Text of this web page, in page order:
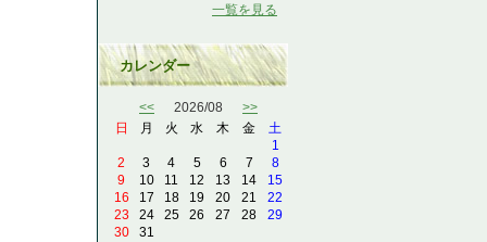
一覧を見る
カレンダー
<< 2026/08 >>
日
月 火 水 木 金
土
1
2
3 4 5 6 7
8
9
10 11 12 13 14
15
16
17 18 19 20 21
22
23
24 25 26 27 28
29
30
31